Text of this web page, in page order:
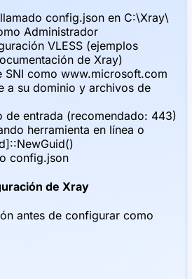
config.json en C:\Xray\
Administrador
VLESS (ejemplos
de Xray)
SNI como www.microsoft.com
a su dominio y archivos de
de entrada (recomendado: 443)
herramienta en línea o
config.json
de Xray
antes de configurar como